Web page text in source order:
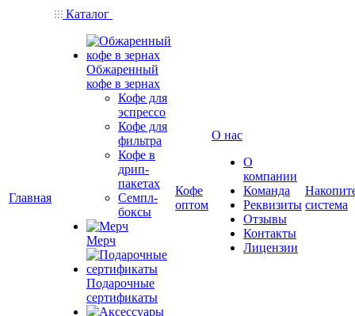
Главная
Каталог
Обжаренный
кофе в зернах
Кофе для
эспрессо
Кофе для
фильтра
Кофе в
дрип-
пакетах
Семпл-
боксы
Мерч
Подарочные
сертификаты
Кофе
оптом
О нас
О
компании
Команда
Реквизиты
Отзывы
Контакты
Лицензии
система